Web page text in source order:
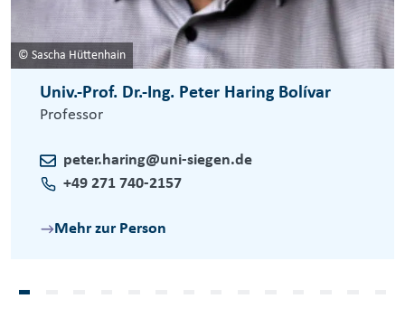
© Sascha Hüttenhain
Univ.-Prof. Dr.-Ing. Peter Haring Bolívar
Professor
peter.haring@uni-siegen.de
+49 271 740-2157
Mehr zur Person